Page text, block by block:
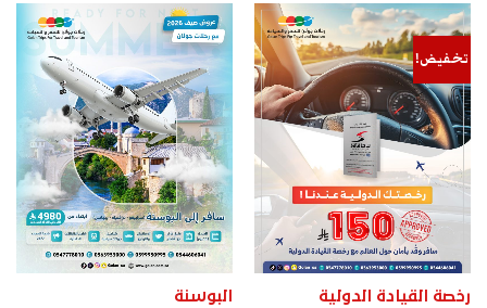
تخفيض!
رخصة القيادة الدولية البوسنة